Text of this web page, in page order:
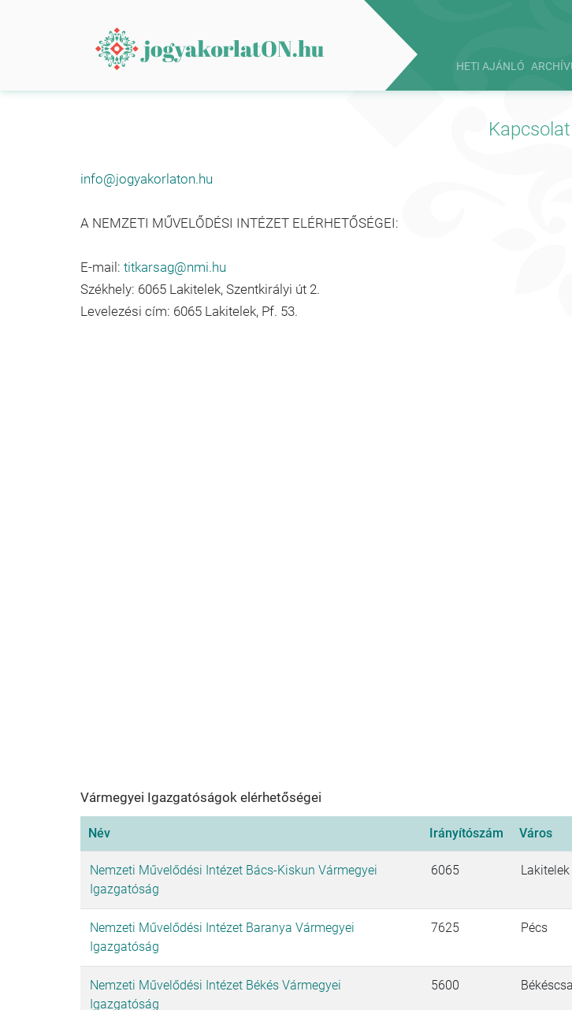
HETI AJÁNLÓ
Kapcsolat
info@jogyakorlaton.hu
A NEMZETI MŰVELŐDÉSI INTÉZET ELÉRHETŐSÉGEI:
E-mail: titkarsag@nmi.hu
Székhely: 6065 Lakitelek, Szentkirályi út 2.
Levelezési cím: 6065 Lakitelek, Pf. 53.
Vármegyei Igazgatóságok elérhetőségei
Név Irányítószám Város
Nemzeti Művelődési Intézet Bács-Kiskun Vármegyei
Igazgatóság
6065 Lakitelek
Nemzeti Művelődési Intézet Baranya Vármegyei
Igazgatóság
7625 Pécs
Nemzeti Művelődési Intézet Békés Vármegyei
Igazgatóság
5600